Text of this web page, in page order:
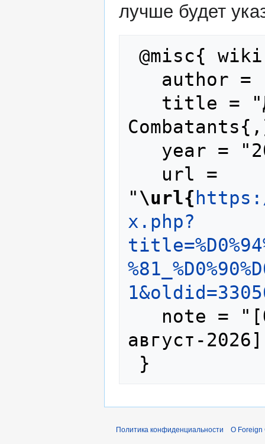
лучше будет
"\url{
x.php?
август-
Политика конфиденциальности О Foreign